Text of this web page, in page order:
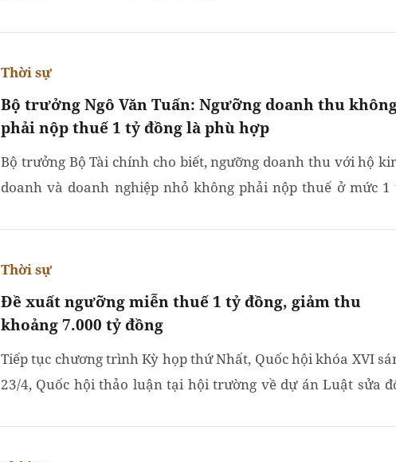
Bộ trưởng Ngô Văn Tuấn: Ngưỡng doanh thu
phải nộp thuế 1 tỷ đồng là phù hợp
Thời sự
Bộ trưởng Bộ Tài chính cho biết, ngưỡng doanh thu với hộ
doanh và doanh nghiệp nhỏ không phải nộp thuế ở mức 1
Đề xuất ngưỡng miễn thuế 1 tỷ đồng, giảm thu
khoảng 7.000 tỷ đồng
Thời sự
Tiếp tục chương trình Kỳ họp thứ Nhất, Quốc hội khóa XVI
23/4, Quốc hội thảo luận tại hội trường về dự án Luật sửa